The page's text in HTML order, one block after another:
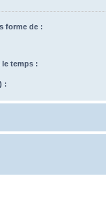
forme de :
temps :
: